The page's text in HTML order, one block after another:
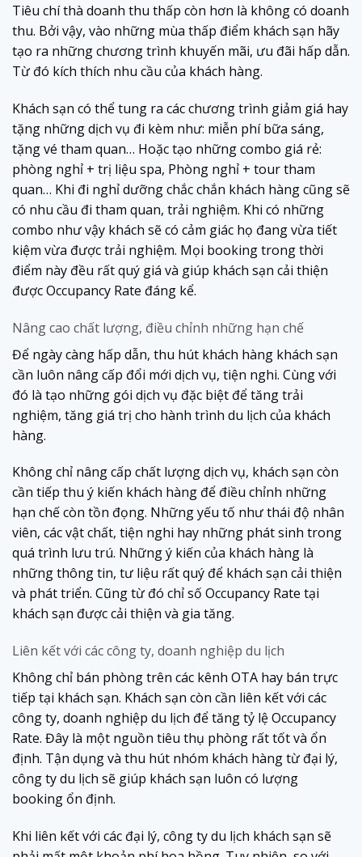
Tiêu chí thà doanh thu thấp còn hơn là không có doanh
thu. Bởi vậy, vào những mùa thấp điểm khách sạn hãy
tạo ra những chương trình khuyến mãi, ưu đãi hấp dẫn.
Từ đó kích thích nhu cầu của khách hàng.
Khách sạn có thể tung ra các chương trình giảm giá hay
tặng những dịch vụ đi kèm như: miễn phí bữa sáng,
tặng vé tham quan… Hoặc tạo những combo giá rẻ:
phòng nghỉ + trị liệu spa, Phòng nghỉ + tour tham
quan… Khi đi nghỉ dưỡng chắc chắn khách hàng cũng sẽ
có nhu cầu đi tham quan, trải nghiệm. Khi có những
combo như vậy khách sẽ có cảm giác họ đang vừa tiết
kiệm vừa được trải nghiệm. Mọi booking trong thời
điểm này đều rất quý giá và giúp khách sạn cải thiện
được Occupancy Rate đáng kể.
Nâng cao chất lượng, điều chỉnh những hạn chế
Để ngày càng hấp dẫn, thu hút khách hàng khách sạn
cần luôn nâng cấp đổi mới dịch vụ, tiện nghi. Cùng với
đó là tạo những gói dịch vụ đặc biệt để tăng trải
nghiệm, tăng giá trị cho hành trình du lịch của khách
hàng.
Không chỉ nâng cấp chất lượng dịch vụ, khách sạn còn
cần tiếp thu ý kiến khách hàng để điều chỉnh những
hạn chế còn tồn đọng. Những yếu tố như thái độ nhân
viên, các vật chất, tiện nghi hay những phát sinh trong
quá trình lưu trú. Những ý kiến của khách hàng là
những thông tin, tư liệu rất quý để khách sạn cải thiện
và phát triển. Cũng từ đó chỉ số Occupancy Rate tại
khách sạn được cải thiện và gia tăng.
Liên kết với các công ty, doanh nghiệp du lịch
Không chỉ bán phòng trên các kênh OTA hay bán trực
tiếp tại khách sạn. Khách sạn còn cần liên kết với các
công ty, doanh nghiệp du lịch để tăng tỷ lệ Occupancy
Rate. Đây là một nguồn tiêu thụ phòng rất tốt và ổn
định. Tận dụng và thu hút nhóm khách hàng từ đại lý,
công ty du lịch sẽ giúp khách sạn luôn có lượng
booking ổn định.
Khi liên kết với các đại lý, công ty du lịch khách sạn sẽ